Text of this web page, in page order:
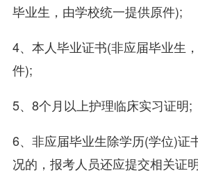
毕业生，由学校统一提供原件);
4、本人毕业证书(非应届毕业生
件);
5、8个月以上护理临床实习证明;
6、非应届毕业生除学历(学位)证
况的，报考人员还应提交相关证